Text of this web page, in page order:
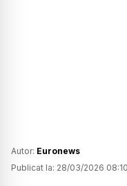
Autor: Euronews
Publicat la: 28/03/2026 08:10